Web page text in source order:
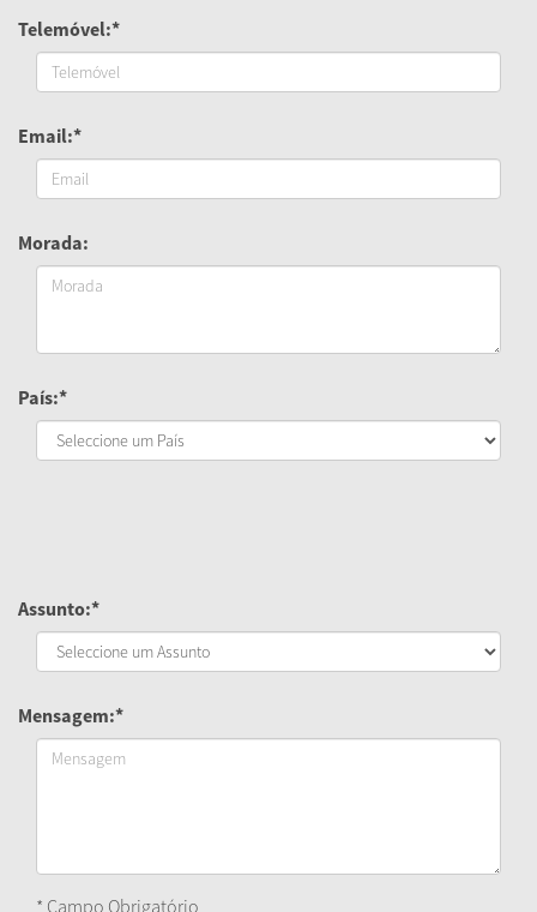
Telemóvel:*
Email:*
Morada:
País:*
Assunto:*
Mensagem:*
* Campo Obrigatório